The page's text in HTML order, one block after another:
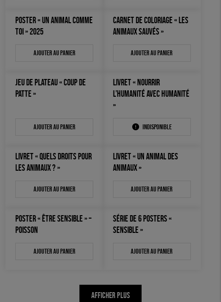
MON JOURNAL ANIMAL
AUTRES OUTILS ÉDUCATIFS
LIVRETS ÉDUCATIFS
LIBRAIRIE
ACCESSOIRES
POSTER « UN ANIMAL COMME
TOI » 2025
Ajouter au panier
CARNET DE COLORIAGE « LES
ANIMAUX SAUVÉS »
Ajouter au panier
JEU DE PLATEAU « COUP DE
PATTE »
Ajouter au panier
LIVRET « NOURRIR
L’HUMANITÉ AVEC HUMANITÉ
»
Indisponible
LIVRET « QUELS DROITS POUR
LES ANIMAUX ? »
Ajouter au panier
LIVRET « UN ANIMAL DES
ANIMAUX »
Ajouter au panier
POSTER « ÊTRE SENSIBLE » –
POISSON
Ajouter au panier
SÉRIE DE 6 POSTERS «
SENSIBLE »
Ajouter au panier
AFFICHER PLUS